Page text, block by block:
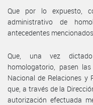
Que por lo expuesto,
administrativo de
antecedentes mencionados.
Que, una vez
homologatorio, pasen
Nacional de Relaciones y
que, a través de la
autorización efectuada